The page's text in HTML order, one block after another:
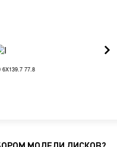
6X139.7 77.8